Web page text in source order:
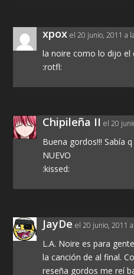
xpox el 20 junio, 2011 a
la noire como lo dijo el
:rotfl:
Chipileña II el 20
Buena gordos!!! Sabía
NUEVO
:kissed:
JayDe el 20 junio, 2011
L.A. Noire es para
la canción de al final.
reseña gordos me reí